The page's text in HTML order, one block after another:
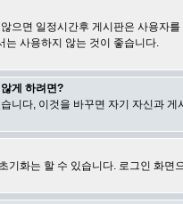
으면 일정시간후 게시판은 사용자
는 사용하지 않는 것이 좋습니다.
게 하려면?
니다, 이것을 바꾸면 자기 자신과
기화는 할 수 있습니다. 로그인 화면